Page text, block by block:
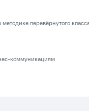
перевёрнутого
коммуникациям